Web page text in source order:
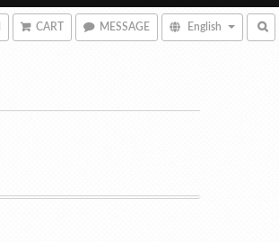
CART MESSAGE English